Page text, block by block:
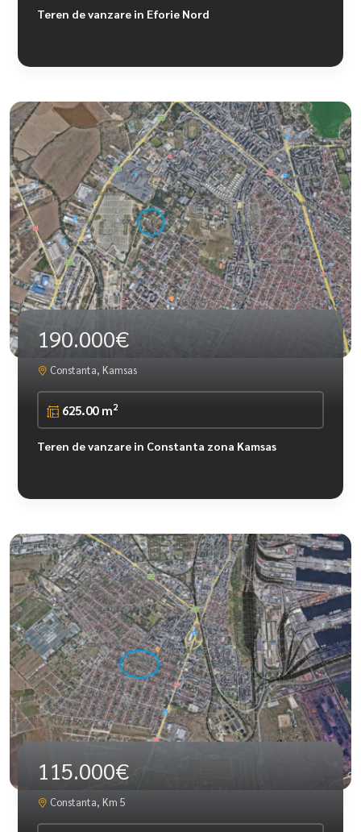
Teren de vanzare in Eforie Nord
190.000€
Constanta, Kamsas
625.00 m2
Teren de vanzare in Constanta zona Kamsas
115.000€
Constanta, Km 5